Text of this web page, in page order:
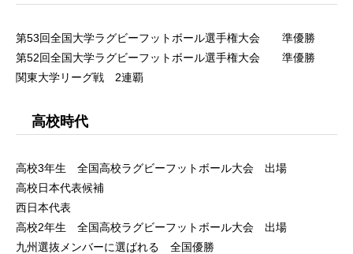
第53回全国大学ラグビーフットボール選手権大会 準優勝
第52回全国大学ラグビーフットボール選手権大会 準優勝
関東大学リーグ戦 2連覇
高校時代
高校3年生 全国高校ラグビーフットボール大会 出場
高校日本代表候補
西日本代表
高校2年生 全国高校ラグビーフットボール大会 出場
九州選抜メンバーに選ばれる 全国優勝